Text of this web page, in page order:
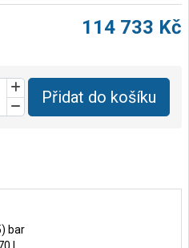
114 733 Kč
Přidat do košíku
bar